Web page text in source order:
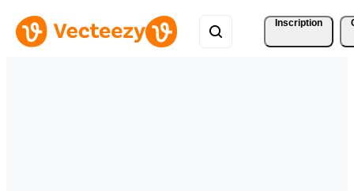
Inscription